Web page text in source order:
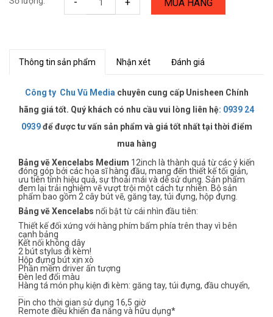
MUA HÀNG
Thông tin sản phẩm Nhận xét Đánh giá
Công ty Chu Vũ Media chuyên cung cấp Unisheen Chính
hãng giá tốt. Quý khách có nhu cầu vui lòng liên hệ: 0939 24
0939 để được tư vấn sản phẩm và giá tốt nhất tại thời điểm
mua hàng
Bảng vẽ Xencelabs Medium 12inch là thành quả từ các ý kiến
đóng góp bởi các họa sĩ hàng đầu, mang đến thiết kế tối giản,
ưu tiên tính hiệu quả, sự thoải mái và dễ sử dụng. Sản phẩm
đem lại trải nghiệm vẽ vượt trội một cách tự nhiên. Bộ sản
phẩm bao gồm 2 cây bút vẽ, găng tay, túi đựng, hộp đựng.
Bảng vẽ Xencelabs nổi bật từ cái nhìn đầu tiên:
Thiết kế đối xứng với hàng phím bấm phía trên thay vì bên
cạnh bảng
Kết nối không dây
2 bút stylus đi kèm!
Hộp đựng bút xịn xò
Phần mềm driver ấn tượng
Đèn led đổi màu
Hàng tá món phụ kiện đi kèm: găng tay, túi đựng, đầu chuyển,
…
Pin cho thời gian sử dụng 16,5 giờ
Remote điều khiển đa năng và hữu dụng*